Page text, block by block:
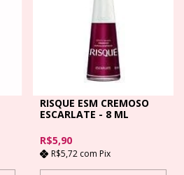
RISQUE ESM CREMOSO
ESCARLATE - 8 ML
R$5,90
R$5,72 com Pix